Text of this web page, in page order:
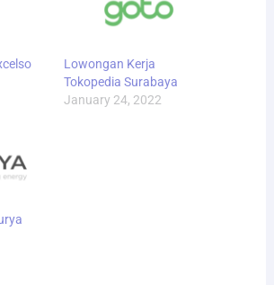
Lowongan Kerja
Tokopedia Surabaya
January 24, 2022